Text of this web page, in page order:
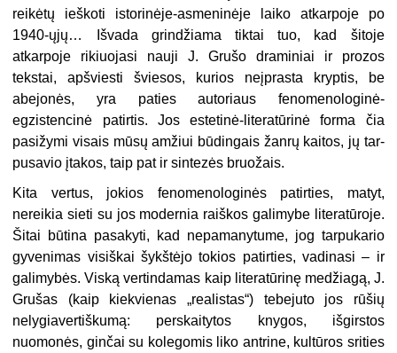
reikėtų ieškoti istorinėje-asmeninėje laiko atkarpoje po
1940-ųjų… Išvada grindžiama tiktai tuo, kad šitoje
atkarpoje rikiuojasi nauji J. Grušo draminiai ir prozos
tekstai, apšviesti šviesos, kurios neįprasta kryptis, be
abejonės, yra paties autoriaus fenomenologinė-
egzistencinė patirtis. Jos estetinė-literatūrinė forma čia
pasižymi visais mūsų amžiui būdingais žanrų kaitos, jų tar­
pusavio įtakos, taip pat ir sintezės bruožais.
Kita vertus, jokios fenomenologinės patirties, matyt,
nereikia sieti su jos modernia raiškos galimybe literatūroje.
Šitai būtina pasakyti, kad nepa­manytume, jog tarpukario
gyvenimas visiškai šykštėjo tokios patirties, vadinasi – ir
galimybės. Viską vertindamas kaip literatūrinę medžiagą, J.
Grušas (kaip kiekvienas „realistas“) tebejuto jos rūšių
nelygiavertiškumą: perskaitytos knygos, išgirstos
nuomonės, ginčai su kolegomis liko antrine, kultūros srities